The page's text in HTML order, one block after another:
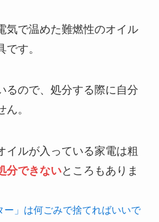
気で温めた難燃性のオイル
す。
るので、処分する際に自分
。
イルが入っている家電は粗
分できないところもありま
ー」は何ごみで捨てればいいで